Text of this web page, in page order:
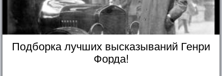
Подборка лучших высказываний Генри
Форда!